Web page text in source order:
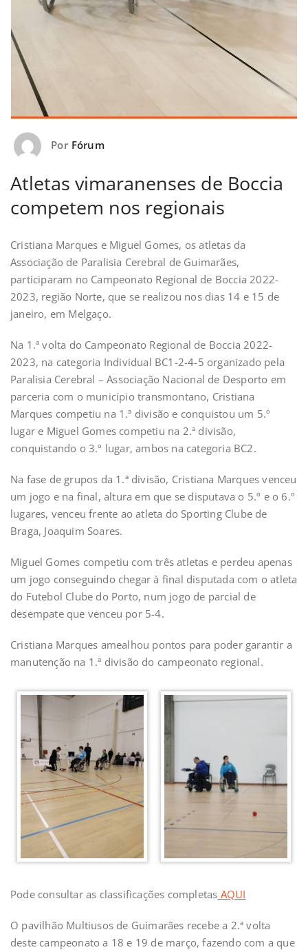
Por Fórum
Atletas vimaranenses de Boccia
competem nos regionais
Cristiana Marques e Miguel Gomes, os atletas da
Associação de Paralisia Cerebral de Guimarães,
participaram no Campeonato Regional de Boccia 2022-
2023, região Norte, que se realizou nos dias 14 e 15 de
janeiro, em Melgaço.
Na 1.ª volta do Campeonato Regional de Boccia 2022-
2023, na categoria Individual BC1-2-4-5 organizado pela
Paralisia Cerebral – Associação Nacional de Desporto em
parceria com o município transmontano, Cristiana
Marques competiu na 1.ª divisão e conquistou um 5.º
lugar e Miguel Gomes competiu na 2.ª divisão,
conquistando o 3.º lugar, ambos na categoria BC2.
Na fase de grupos da 1.ª divisão, Cristiana Marques venceu
um jogo e na final, altura em que se disputava o 5.º e o 6.º
lugares, venceu frente ao atleta do Sporting Clube de
Braga, Joaquim Soares.
Miguel Gomes competiu com três atletas e perdeu apenas
um jogo conseguindo chegar à final disputada com o atleta
do Futebol Clube do Porto, num jogo de parcial de
desempate que venceu por 5-4.
Cristiana Marques amealhou pontos para poder garantir a
manutenção na 1.ª divisão do campeonato regional.
Pode consultar as classificações completas AQUI
O pavilhão Multiusos de Guimarães recebe a 2.ª volta
deste campeonato a 18 e 19 de março, fazendo com a que